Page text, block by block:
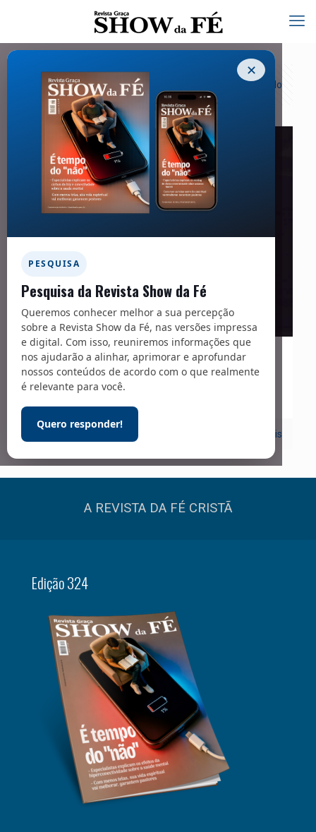
✕
PESQUISA
Pesquisa da Revista Show da Fé
Queremos conhecer melhor a sua percepção
sobre a Revista Show da Fé, nas versões impressa
e digital. Com isso, reuniremos informações que
nos ajudarão a alinhar, aprimorar e aprofundar
nossos conteúdos de acordo com o que realmente
é relevante para você.
Quero responder!
Categorias Tags Exibir tudo
01/12/2020
Igreja
Leia mais
A REVISTA DA FÉ CRISTÃ
Edição 324